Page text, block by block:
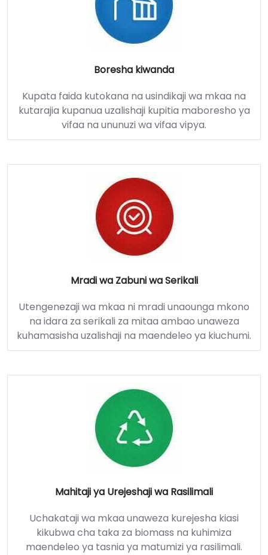
Boresha kiwanda
Kupata faida kutokana na usindikaji wa mkaa na
kutarajia kupanua uzalishaji kupitia maboresho ya
vifaa na ununuzi wa vifaa vipya.
Mradi wa Zabuni wa Serikali
Utengenezaji wa mkaa ni mradi unaounga mkono
na idara za serikali za mitaa ambao unaweza
kuhamasisha uzalishaji na maendeleo ya kiuchumi.
Mahitaji ya Urejeshaji wa Rasilimali
Uchakataji wa mkaa unaweza kurejesha kiasi
kikubwa cha taka za biomass na kuhimiza
maendeleo ya tasnia ya matumizi ya rasilimali.